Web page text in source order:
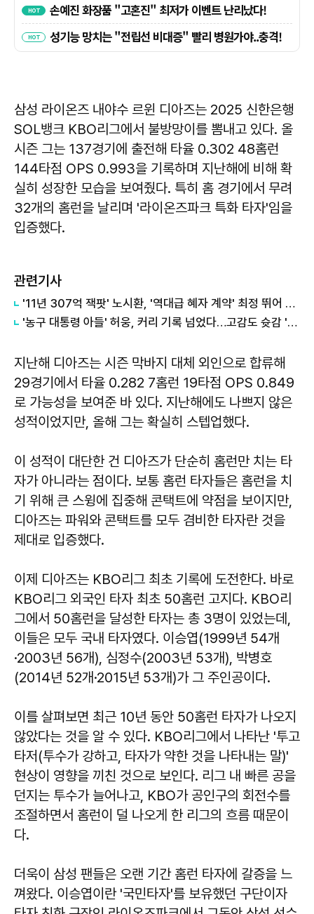
삼성 라이온즈 내야수 르윈 디아즈는 2025 신한은행
SOL뱅크 KBO리그에서 불방망이를 뽐내고 있다. 올
시즌 그는 137경기에 출전해 타율 0.302 48홈런
144타점 OPS 0.993을 기록하며 지난해에 비해 확
실히 성장한 모습을 보여줬다. 특히 홈 경기에서 무려
32개의 홈런을 날리며 '라이온즈파크 특화 타자'임을
입증했다.
관련기사
'11년 307억 잭팟' 노시환, '역대급 혜자 계약' 최정 뛰어 넘을까
'농구 대통령 아들' 허웅, 커리 기록 넘었다…고감도 슛감 '기염'
지난해 디아즈는 시즌 막바지 대체 외인으로 합류해
29경기에서 타율 0.282 7홈런 19타점 OPS 0.849
로 가능성을 보여준 바 있다. 지난해에도 나쁘지 않은
성적이었지만, 올해 그는 확실히 스텝업했다.
이 성적이 대단한 건 디아즈가 단순히 홈런만 치는 타
자가 아니라는 점이다. 보통 홈런 타자들은 홈런을 치
기 위해 큰 스윙에 집중해 콘택트에 약점을 보이지만,
디아즈는 파워와 콘택트를 모두 겸비한 타자란 것을
제대로 입증했다.
이제 디아즈는 KBO리그 최초 기록에 도전한다. 바로
KBO리그 외국인 타자 최초 50홈런 고지다. KBO리
그에서 50홈런을 달성한 타자는 총 3명이 있었는데,
이들은 모두 국내 타자였다. 이승엽(1999년 54개
·2003년 56개), 심정수(2003년 53개), 박병호
(2014년 52개·2015년 53개)가 그 주인공이다.
이를 살펴보면 최근 10년 동안 50홈런 타자가 나오지
않았다는 것을 알 수 있다. KBO리그에서 나타난 '투고
타저(투수가 강하고, 타자가 약한 것을 나타내는 말)'
현상이 영향을 끼친 것으로 보인다. 리그 내 빠른 공을
던지는 투수가 늘어나고, KBO가 공인구의 회전수를
조절하면서 홈런이 덜 나오게 한 리그의 흐름 때문이
다.
더욱이 삼성 팬들은 오랜 기간 홈런 타자에 갈증을 느
껴왔다. 이승엽이란 '국민타자'를 보유했던 구단이자